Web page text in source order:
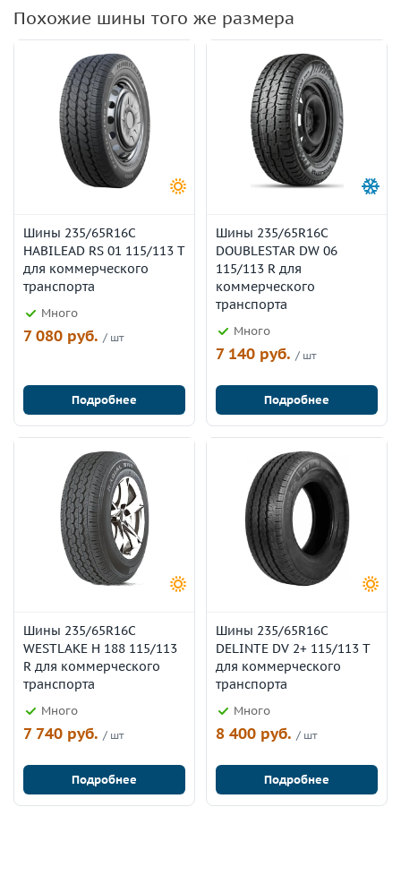
Похожие шины того же размера
Шины 235/65R16C
HABILEAD RS 01 115/113 T
для коммерческого
транспорта
Много
7 080 руб. / шт
Подробнее
Шины 235/65R16C
DOUBLESTAR DW 06
115/113 R для
коммерческого
транспорта
Много
7 140 руб. / шт
Подробнее
Шины 235/65R16C
WESTLAKE H 188 115/113
R для коммерческого
транспорта
Много
7 740 руб. / шт
Подробнее
Шины 235/65R16C
DELINTE DV 2+ 115/113 T
для коммерческого
транспорта
Много
8 400 руб. / шт
Подробнее